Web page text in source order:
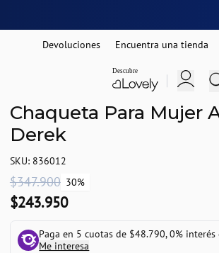
Devoluciones Encuentra una tienda
Chaqueta Para Mujer
Derek
SKU: 836012
$347.900 30%
$243.950
Paga en 5 cuotas de $48.790, 0%
Me interesa